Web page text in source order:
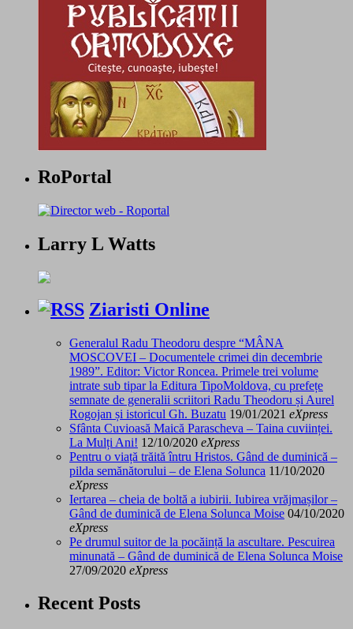
RoPortal
Larry L Watts
Ziaristi Online
Generalul Radu Theodoru despre “MÂNA
MOSCOVEI – Documentele crimei din decembrie
1989”. Editor: Victor Roncea. Primele trei volume
intrate sub tipar la Editura TipoMoldova, cu prefețe
semnate de generalii scriitori Radu Theodoru și Aurel
Rogojan și istoricul Gh. Buzatu 19/01/2021 eXpress
Sfânta Cuvioasă Maică Parascheva – Taina cuviinței.
La Mulți Ani! 12/10/2020 eXpress
Pentru o viață trăită întru Hristos. Gând de duminică –
pilda semănătorului – de Elena Solunca 11/10/2020
eXpress
Iertarea – cheia de boltă a iubirii. Iubirea vrăjmașilor –
Gând de duminică de Elena Solunca Moise 04/10/2020
eXpress
Pe drumul suitor de la pocăință la ascultare. Pescuirea
minunată – Gând de duminică de Elena Solunca Moise
27/09/2020 eXpress
Recent Posts